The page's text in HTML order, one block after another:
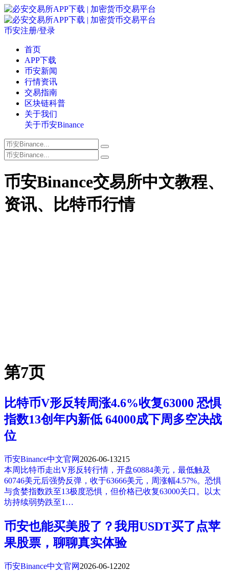
币安注册/登录
首页
APP下载
币安新闻
行情资讯
交易指南
区块链科普
关于我们
关于币安Binance
币安Binance交易所中文教程、
资讯、比特币行情
第7页
比特币V形反转周涨4.6%收复63000 恐惧
指数13创年内新低 64000成下周多空决战
位
币安Binance中文官网 2026-06-13215
本周比特币走出V形反转行情，开盘60884美元，最低触及
60746美元后强势反弹，收于63666美元，周涨幅4.57%。恐惧
与贪婪指数跌至13极度恐惧，但价格已收复63000关口。以太
坊持续弱势跌至1…
币安也能买美股了？我用USDT买了点苹
果股票，聊聊真实体验
币安Binance中文官网 2026-06-12202